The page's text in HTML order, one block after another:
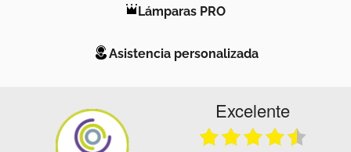
Lámparas PRO
Asistencia personalizada
Excelente